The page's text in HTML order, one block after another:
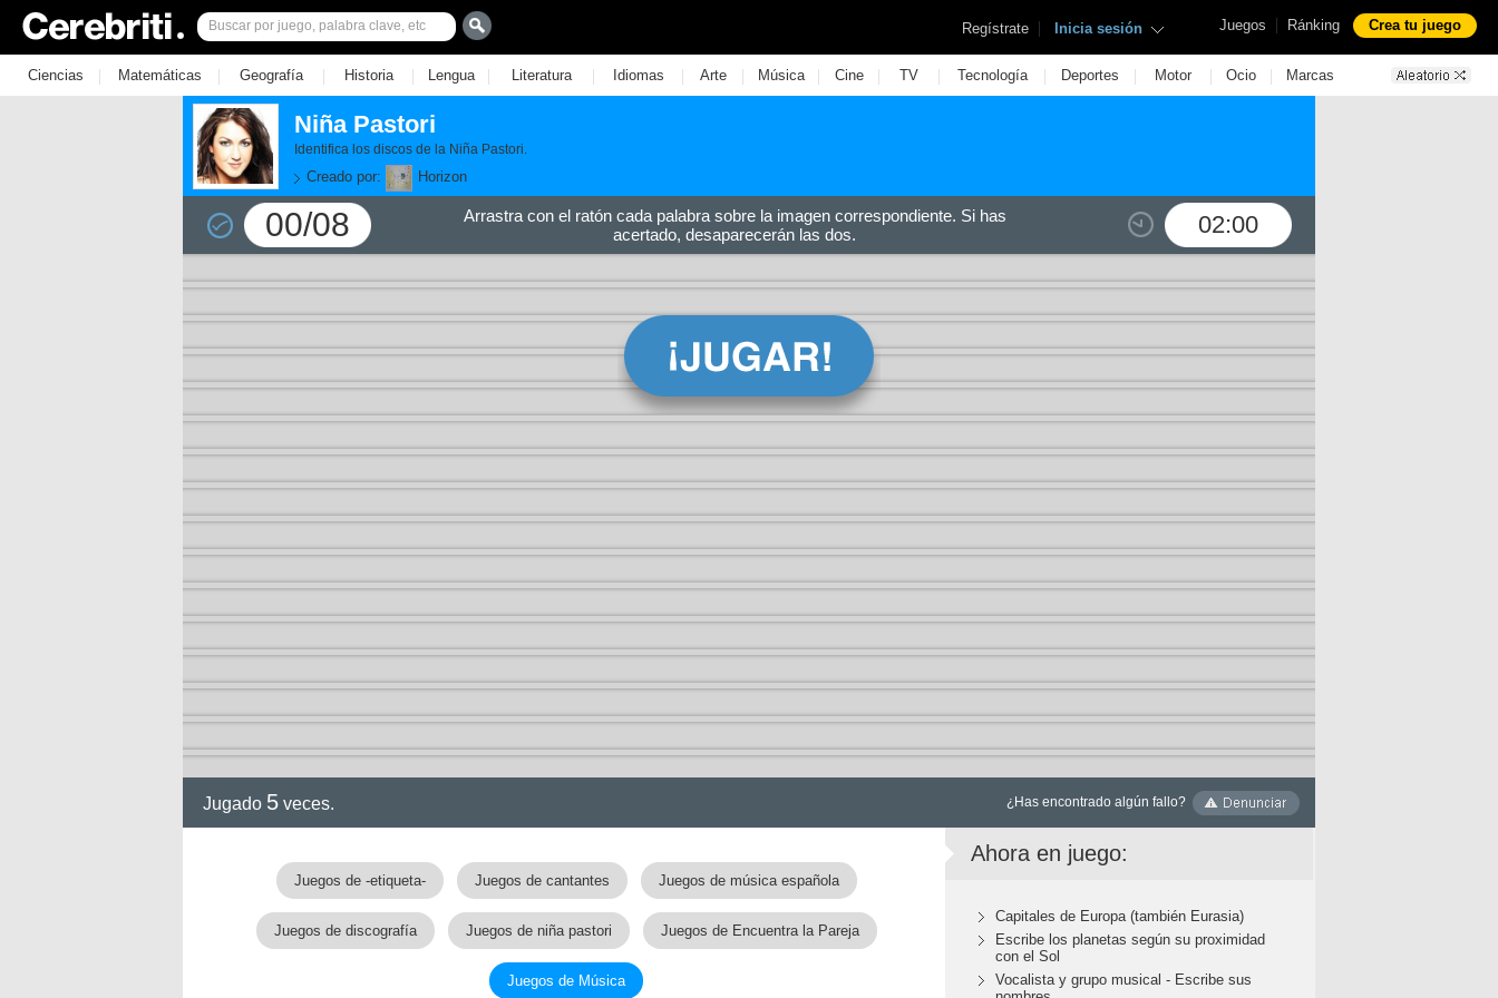
Juegos | Ránking Crea tu juego
Regístrate | Inicia sesión
Ciencias | Matemáticas | Geografía | Historia | Lengua | Literatura | Idiomas | Arte | Música | Cine | TV | Tecnología | Deportes | Motor | Ocio | Marcas
Niña Pastori
Identifica los discos de la Niña Pastori.
Creado por: Horizon
00/08 02:00
Arrastra con el ratón cada palabra sobre la imagen correspondiente. Si has
acertado, desaparecerán las dos.
Jugado 5 veces. ¿Has encontrado algún fallo?
Juegos de -etiqueta- Juegos de cantantes Juegos de música española
Juegos de discografía Juegos de niña pastori Juegos de Encuentra la Pareja
Juegos de Música
Ahora en juego:
Capitales de Europa (también Eurasia)
Escribe los planetas según su proximidad
con el Sol
Vocalista y grupo musical - Escribe sus